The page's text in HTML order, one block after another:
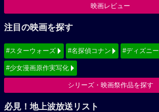
映画レビュー
注目の映画を探す
#スターウォーズ #名探偵コナン #ディズニー
#少女漫画原作実写化
シリーズ・映画祭作品を探す
必見！地上波放送リスト